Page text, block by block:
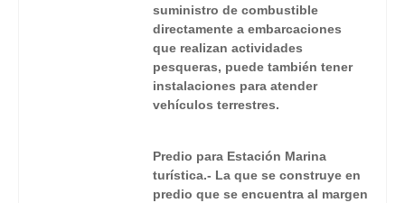
suministro de combustible
directamente a embarcaciones
que realizan actividades
pesqueras, puede también tener
instalaciones para atender
vehículos terrestres.
Predio para Estación Marina
turística.- La que se construye en
predio que se encuentra al margen